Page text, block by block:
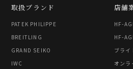
取扱ブランド
PATEK PHILIPPE
BREITLING
GRAND SEIKO
IWC
店舗
HF-
HF-
ブライ
オンラ